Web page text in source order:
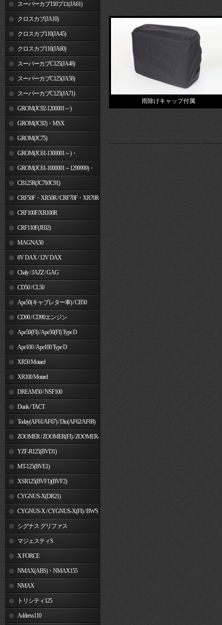
(MLHJA56)
スーパーカブ110プロ(JA61)
クロスカブ(JA10)
クロスカブ110(JA45)
クロスカブ110(JA60)
スーパーカブC125(JA48)
スーパーカブC125(JA58)
スーパーカブC125(JA71)
GROM(JC92-1200001～)
GROM(JC92)・MSX
GROM(MLHJC92)
GROM(JC75)
GROM(JC61-1300001～)・
MSX125SF
GROM(JC61-1000001～1299999)・
MSX125CB125R(JC79/JC91)
CRF50F・XR50R / CRF70F・XR70R
CRF100F/XR100R
CRF110F(JE02)
MAGNA50
6V DAX / 12V DAX
Chaly / JAZZ / GAG
CD50 / CL50
Ape50(キャブレター車) / CB50
CD90 / CD90エンジン
Ape50(FI) / Ape50(FI) Type D
Ape100 / Ape100 Type D
XR50 Motard
XR100 Motard
DREAM50 / NSF100
Dunk / TACT
Today(AF61/AF67) / Dio(AF62/AF68)
ZOOMER / ZOOMER(FI) / ZOOMER-
YZF-R125(BVD1)
MT-125(BVE1)
XSR125(BVF1)(BVF2)
CYGNUS-X(DR21)
CYGNUS-X / CYGNUS-X(FI) / BW'S
125 シグナス グリファス
マジェスティS
X FORCE
NMAX(ABS)・NMAX155
NMAX
トリシティ125
Address110
雨除けキャップ付属